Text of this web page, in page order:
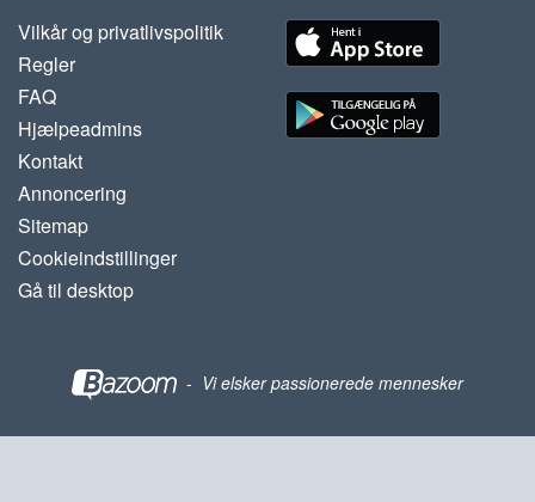
Vilkår og privatlivspolitik
Regler
FAQ
Hjælpeadmins
Kontakt
Annoncering
Sitemap
Cookieindstillinger
Gå til desktop
- Vi elsker passionerede mennesker